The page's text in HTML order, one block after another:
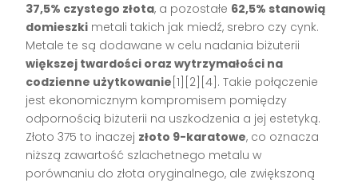
37,5% czystego złota, a pozostałe 62,5% stanowią
domieszki metali takich jak miedź, srebro czy cynk.
Metale te są dodawane w celu nadania biżuterii
większej twardości oraz wytrzymałości na
codzienne użytkowanie [1][2][4]. Takie połączenie
jest ekonomicznym kompromisem pomiędzy
odpornością biżuterii na uszkodzenia a jej estetyką.
Złoto 375 to inaczej złoto 9-karatowe, co oznacza
niższą zawartość szlachetnego metalu w
porównaniu do złota oryginalnego, ale zwiększoną